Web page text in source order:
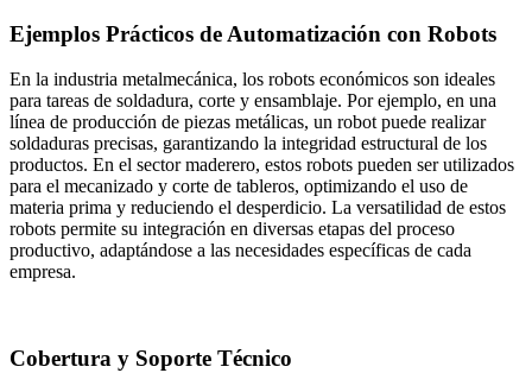
Ejemplos Prácticos de Automatización con Robots​
En la industria metalmecánica, los robots económicos son ideales
para tareas de soldadura, corte y ensamblaje. Por ejemplo, en una
línea de producción de piezas metálicas, un robot puede realizar
soldaduras precisas, garantizando la integridad estructural de los
productos. En el sector maderero, estos robots pueden ser utilizados
para el mecanizado y corte de tableros, optimizando el uso de
materia prima y reduciendo el desperdicio. La versatilidad de estos
robots permite su integración en diversas etapas del proceso
productivo, adaptándose a las necesidades específicas de cada
empresa.
Cobertura y Soporte Técnico